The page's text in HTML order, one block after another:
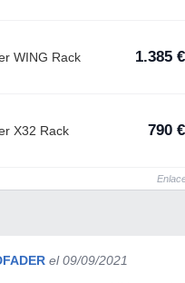
WING Rack 1.385 €
X32 Rack 790 €
el 09/09/2021